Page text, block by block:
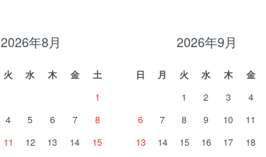
2026年8月
火 水 木 金
土
1
4 5 6 7
8
11 12 13 14
15
2026年9月
日 月 火 水 木 金
1
2 3 4
6
7 8 9 10 11
13
14 15 16 17 18